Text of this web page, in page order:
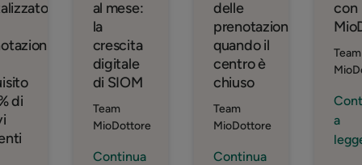
di
al mese:
la
crescita
digitale
di SIOM
Team
MioDottore
Continua
delle
prenotazioni
quando il
centro è
chiuso
Team
MioDottore
Continua
con
Team
a